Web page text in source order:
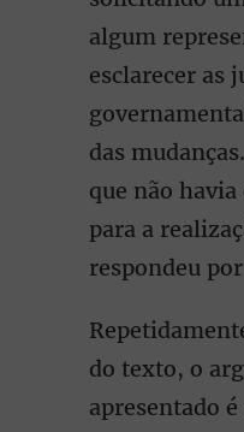
algum
esclarecer as
das
que não
para a
respondeu
do texto, o
apresentado